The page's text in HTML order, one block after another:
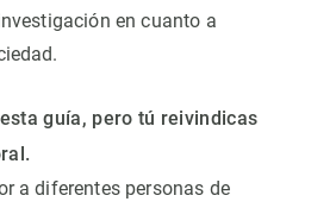
en cuanto a
guía, pero tú reivindicas
a diferentes personas de